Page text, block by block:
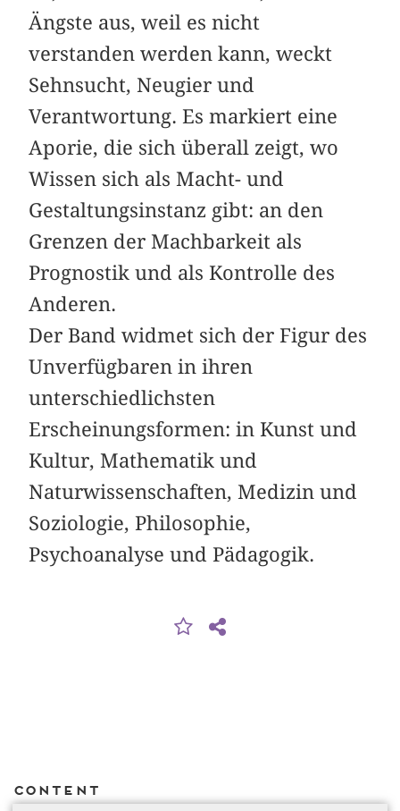
Ängste aus, weil es nicht
verstanden werden kann, weckt
Sehnsucht, Neugier und
Verantwortung. Es markiert eine
Aporie, die sich überall zeigt, wo
Wissen sich als Macht- und
Gestaltungsinstanz gibt: an den
Grenzen der Machbarkeit als
Prognostik und als Kontrolle des
Anderen.
Der Band widmet sich der Figur des
Unverfügbaren in ihren
unterschiedlichsten
Erscheinungsformen: in Kunst und
Kultur, Mathematik und
Naturwissenschaften, Medizin und
Soziologie, Philosophie,
Psychoanalyse und Pädagogik.
Content